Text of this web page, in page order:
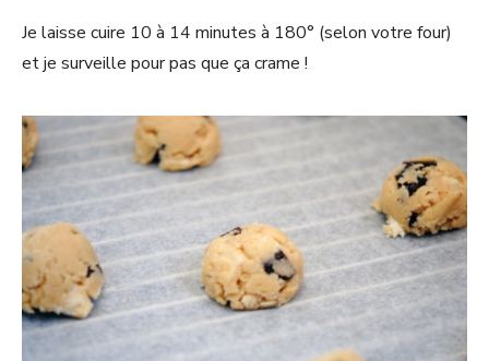
Je laisse cuire 10 à 14 minutes à 180° (selon votre four)
et je surveille pour pas que ça crame !